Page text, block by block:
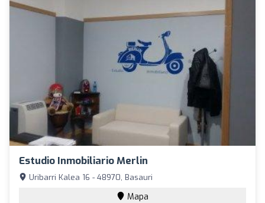
Estudio Inmobiliario Merlin
Uribarri Kalea 16 - 48970, Basauri
Mapa